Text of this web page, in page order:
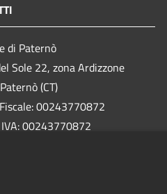
di Paternò
Sole 22, zona Ardizzone
(CT)
00243770872
00243770872